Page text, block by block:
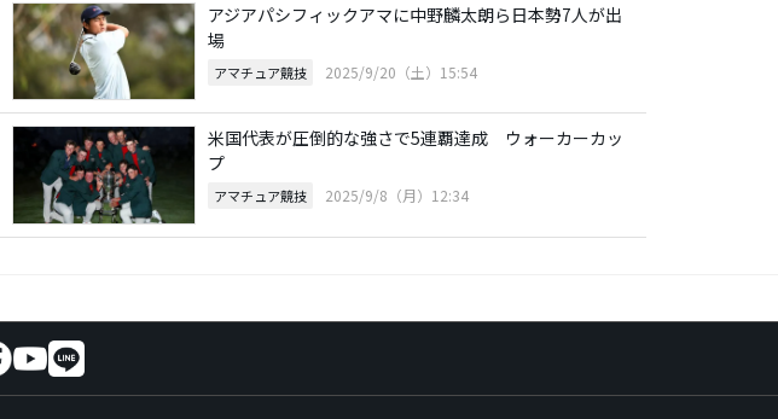
アジアパシフィックアマに中野麟太朗ら日本勢7人が出
場
アマチュア競技 2025/9/20（土）15:54
米国代表が圧倒的な強さで5連覇達成 ウォーカーカッ
プ
アマチュア競技 2025/9/8（月）12:34